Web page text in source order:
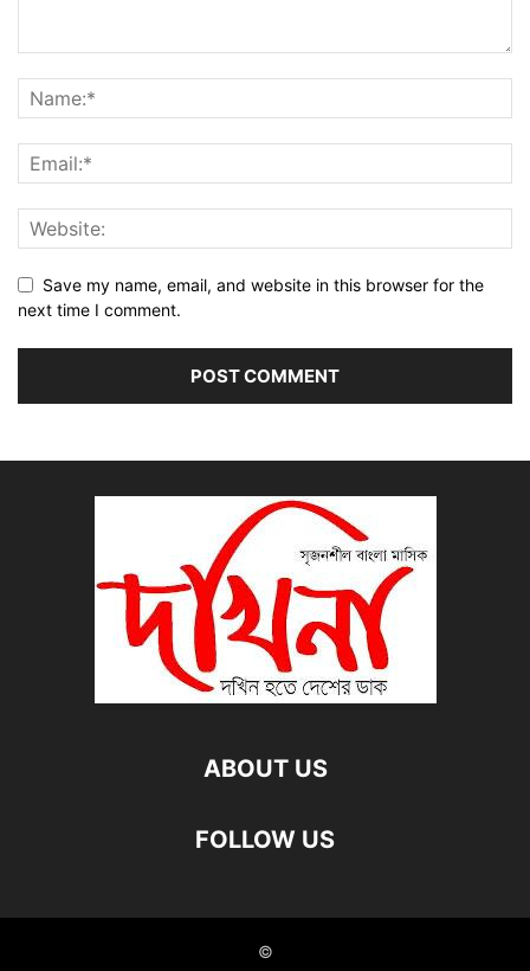
Save my name, email, and website in this browser for the
next time I comment.
ABOUT US
FOLLOW US
©